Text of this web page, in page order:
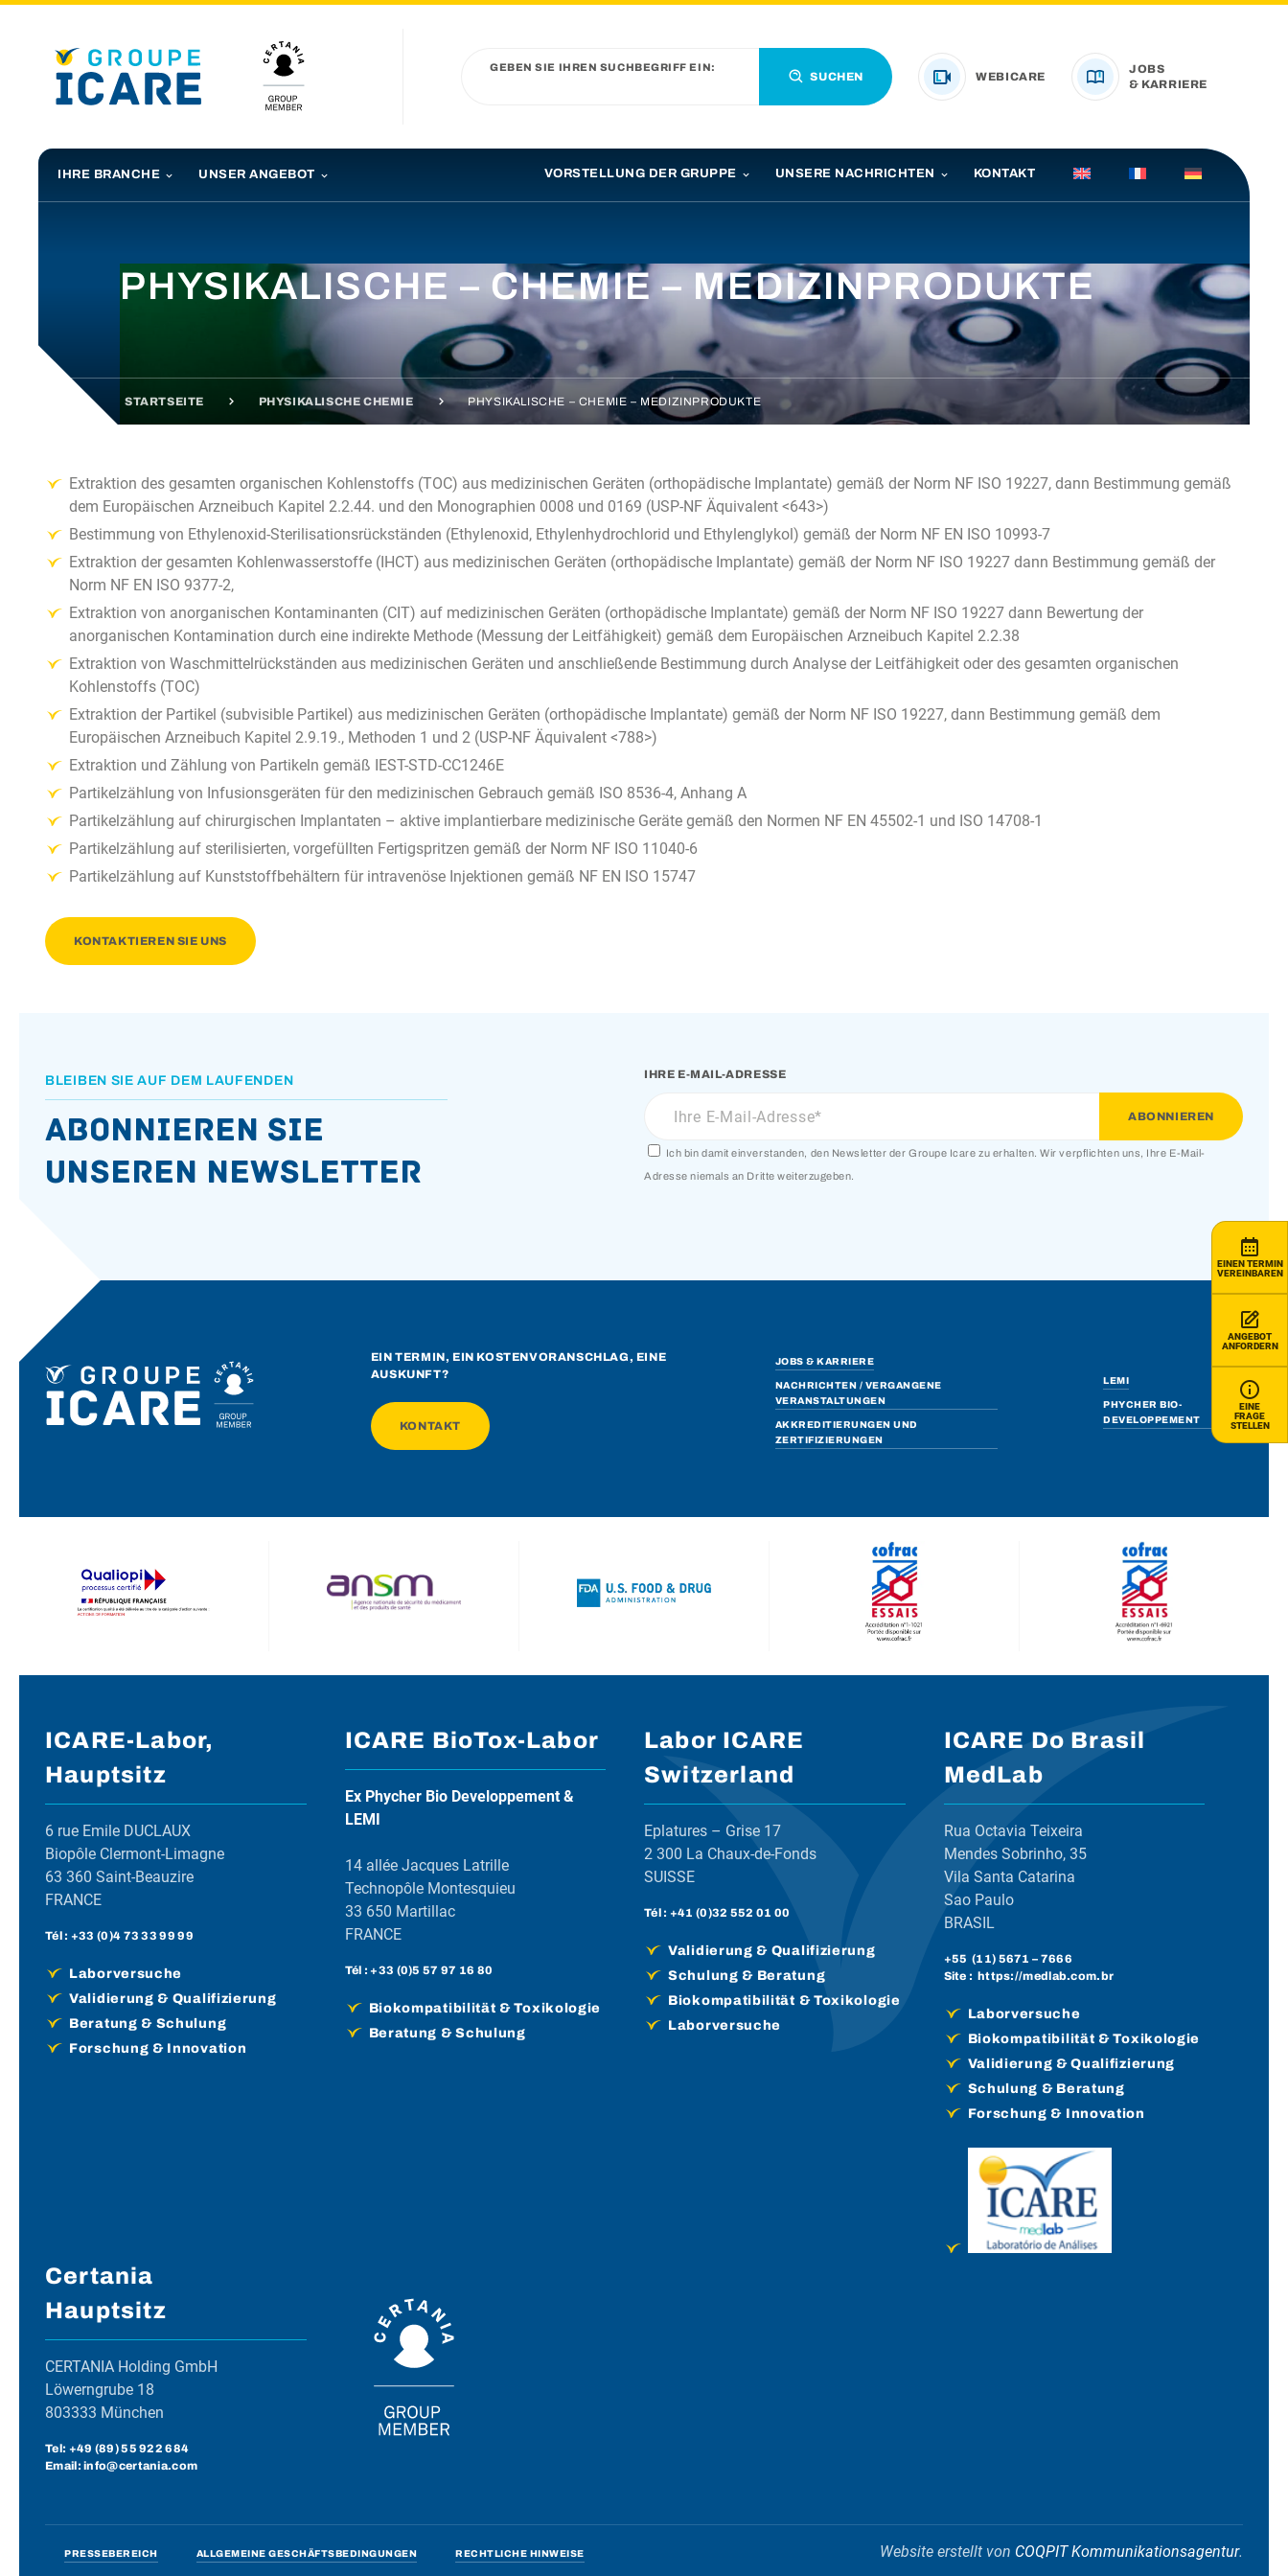
GEBEN SIE IHREN SUCHBEGRIFF EIN:
SUCHEN WEBICARE
JOBS
& KARRIERE
IHRE BRANCHE UNSER ANGEBOT VORSTELLUNG DER GRUPPE UNSERE NACHRICHTEN KONTAKT
EINEN TERMIN
VEREINBAREN
ANGEBOT
ANFORDERN
EINE
FRAGE
STELLEN
PHYSIKALISCHE – CHEMIE – MEDIZINPRODUKTE
STARTSEITE PHYSIKALISCHE CHEMIE PHYSIKALISCHE – CHEMIE – MEDIZINPRODUKTE
Extraktion des gesamten organischen Kohlenstoffs (TOC) aus medizinischen Geräten (orthopädische Implantate) gemäß der Norm NF ISO 19227, dann Bestimmung gemäß
dem Europäischen Arzneibuch Kapitel 2.2.44. und den Monographien 0008 und 0169 (USP-NF Äquivalent <643>)
Bestimmung von Ethylenoxid-Sterilisationsrückständen (Ethylenoxid, Ethylenhydrochlorid und Ethylenglykol) gemäß der Norm NF EN ISO 10993-7
Extraktion der gesamten Kohlenwasserstoffe (IHCT) aus medizinischen Geräten (orthopädische Implantate) gemäß der Norm NF ISO 19227 dann Bestimmung gemäß der
Norm NF EN ISO 9377-2,
Extraktion von anorganischen Kontaminanten (CIT) auf medizinischen Geräten (orthopädische Implantate) gemäß der Norm NF ISO 19227 dann Bewertung der
anorganischen Kontamination durch eine indirekte Methode (Messung der Leitfähigkeit) gemäß dem Europäischen Arzneibuch Kapitel 2.2.38
Extraktion von Waschmittelrückständen aus medizinischen Geräten und anschließende Bestimmung durch Analyse der Leitfähigkeit oder des gesamten organischen
Kohlenstoffs (TOC)
Extraktion der Partikel (subvisible Partikel) aus medizinischen Geräten (orthopädische Implantate) gemäß der Norm NF ISO 19227, dann Bestimmung gemäß dem
Europäischen Arzneibuch Kapitel 2.9.19., Methoden 1 und 2 (USP-NF Äquivalent <788>)
Extraktion und Zählung von Partikeln gemäß IEST-STD-CC1246E
Partikelzählung von Infusionsgeräten für den medizinischen Gebrauch gemäß ISO 8536-4, Anhang A
Partikelzählung auf chirurgischen Implantaten – aktive implantierbare medizinische Geräte gemäß den Normen NF EN 45502-1 und ISO 14708-1
Partikelzählung auf sterilisierten, vorgefüllten Fertigspritzen gemäß der Norm NF ISO 11040-6
Partikelzählung auf Kunststoffbehältern für intravenöse Injektionen gemäß NF EN ISO 15747
KONTAKTIEREN SIE UNS
BLEIBEN SIE AUF DEM LAUFENDEN
Abonnieren Sie
unseren Newsletter
IHRE E-MAIL-ADRESSE
Ich bin damit einverstanden, den Newsletter der Groupe Icare zu erhalten. Wir verpflichten uns, Ihre E-Mail-
Adresse niemals an Dritte weiterzugeben.
EIN TERMIN, EIN KOSTENVORANSCHLAG, EINE
AUSKUNFT?
KONTAKT
JOBS & KARRIERE
NACHRICHTEN / VERGANGENE
VERANSTALTUNGEN
AKKREDITIERUNGEN UND
ZERTIFIZIERUNGEN
LEMI
PHYCHER BIO-
DEVELOPPEMENT
ICARE-Labor,
Hauptsitz
6 rue Emile DUCLAUX
Biopôle Clermont-Limagne
63 360 Saint-Beauzire
FRANCE
Tél : +33 (0)4 73 33 99 99
Laborversuche
Validierung & Qualifizierung
Beratung & Schulung
Forschung & Innovation
ICARE BioTox-Labor
Ex Phycher Bio Developpement &
LEMI
14 allée Jacques Latrille
Technopôle Montesquieu
33 650 Martillac
FRANCE
Tél :+33 (0)5 57 97 16 80
Biokompatibilität & Toxikologie
Beratung & Schulung
Labor ICARE
Switzerland
Eplatures – Grise 17
2 300 La Chaux-de-Fonds
SUISSE
Tél : +41 (0)32 552 01 00
Validierung & Qualifizierung
Schulung & Beratung
Biokompatibilität & Toxikologie
Laborversuche
ICARE Do Brasil
MedLab
Rua Octavia Teixeira
Mendes Sobrinho, 35
Vila Santa Catarina
Sao Paulo
BRASIL
+55 (11) 5671 – 7666
Site : https://medlab.com.br
Laborversuche
Biokompatibilität & Toxikologie
Validierung & Qualifizierung
Schulung & Beratung
Forschung & Innovation
Certania
Hauptsitz
CERTANIA Holding GmbH
Löwerngrube 18
803333 München
Tel: +49 (89) 55 922 684
Email: info@certania.com
PRESSEBEREICH ALLGEMEINE GESCHÄFTSBEDINGUNGEN RECHTLICHE HINWEISE Website erstellt von COQPIT Kommunikationsagentur.